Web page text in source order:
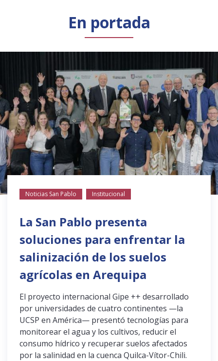
En portada
Noticias San Pablo Institucional
La San Pablo presenta
soluciones para enfrentar la
salinización de los suelos
agrícolas en Arequipa
El proyecto internacional Gipe ++ desarrollado
por universidades de cuatro continentes —la
UCSP en América— presentó tecnologías para
monitorear el agua y los cultivos, reducir el
consumo hídrico y recuperar suelos afectados
por la salinidad en la cuenca Quilca-Vítor-Chili.